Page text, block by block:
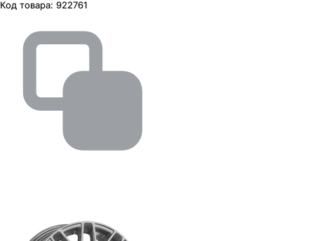
Код товара: 922761